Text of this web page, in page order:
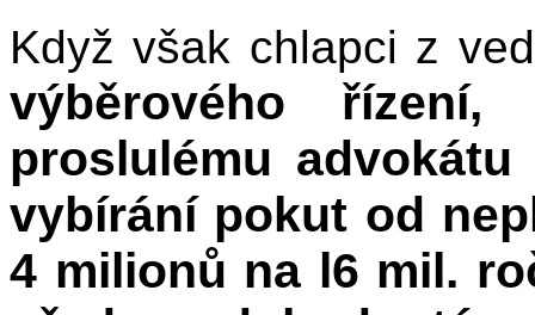
Když však chlapci z
výběrového
proslulému
vybírání pokut od
4 milionů na l6 mil.